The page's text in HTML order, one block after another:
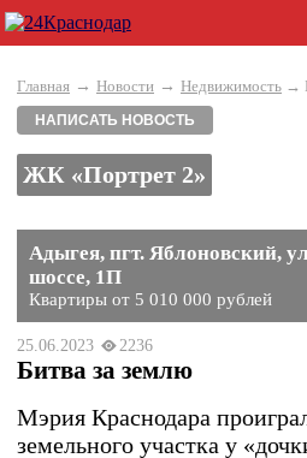
Главная → Новости → Недвижимость →
НАПИСАТЬ НОВОСТЬ
ЖК «Портрет 2»
Адыгея, пгт. Яблоновский,
шоссе, 1П
Квартиры от 5 010 000 рублей
25.06.2023 2236
Битва за землю
Мэрия Краснодара
земельного участка у